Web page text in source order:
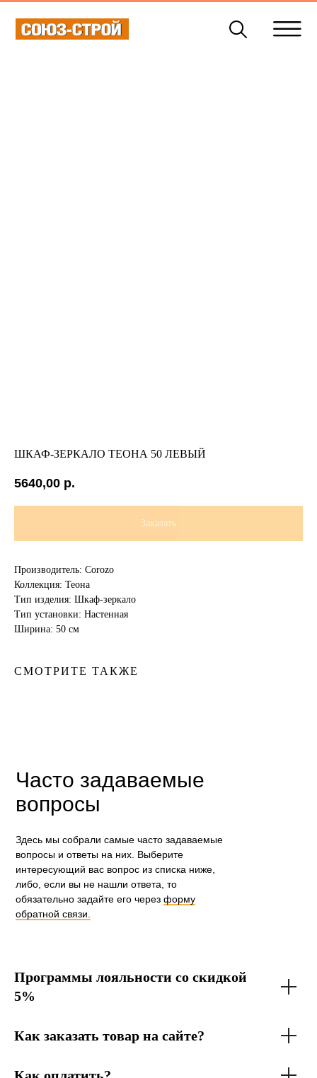
ШКАФ-ЗЕРКАЛО ТЕОНА 50 ЛЕВЫЙ
5640,00 р.
Заказать
Производитель: Corozo
Коллекция: Теона
Тип изделия: Шкаф-зеркало
Тип установки: Настенная
Ширина: 50 см
СМОТРИТЕ ТАКЖЕ
Часто задаваемые
вопросы
Здесь мы собрали самые часто задаваемые
вопросы и ответы на них. Выберите
интересующий вас вопрос из списка ниже,
либо, если вы не нашли ответа, то
обязательно задайте его черезформу
обратной связи.
Программы лояльности со скидкой
5%
Как заказать товар на сайте?